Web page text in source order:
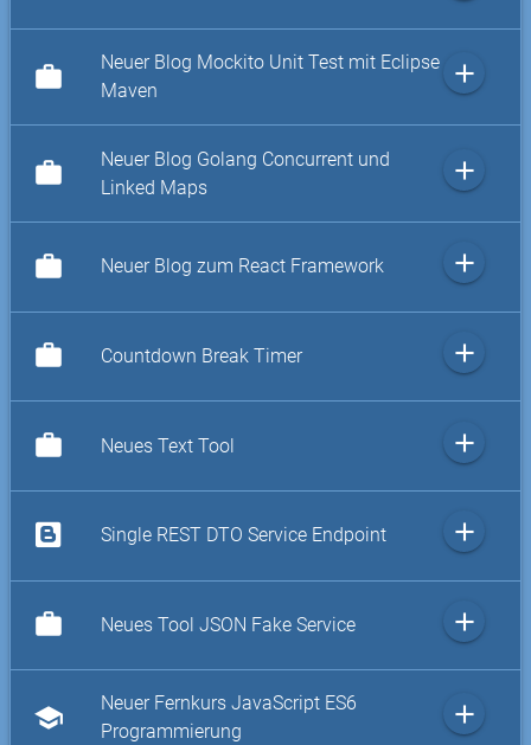
work
Neuer Blog Mockito Unit Test mit Eclipse
Maven
add
work
Neuer Blog Golang Concurrent und
Linked Maps
add
work Neuer Blog zum React Framework add
work Countdown Break Timer add
work Neues Text Tool add
Single REST DTO Service Endpoint add
work Neues Tool JSON Fake Service add
school
Neuer Fernkurs JavaScript ES6
Programmierung
add